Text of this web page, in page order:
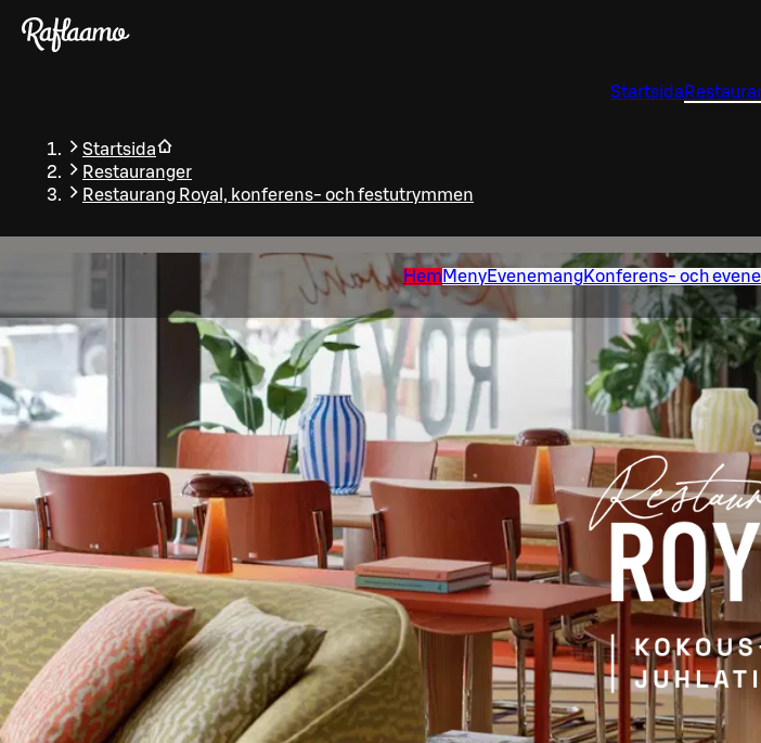
Gå till huvudinnehållet
Startsida
Startsida
Restauranger
Restaurang Royal, konferens- och festutrymmen
Hem MenyEvenemangKonferens- och